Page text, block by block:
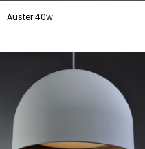
Auster 40w